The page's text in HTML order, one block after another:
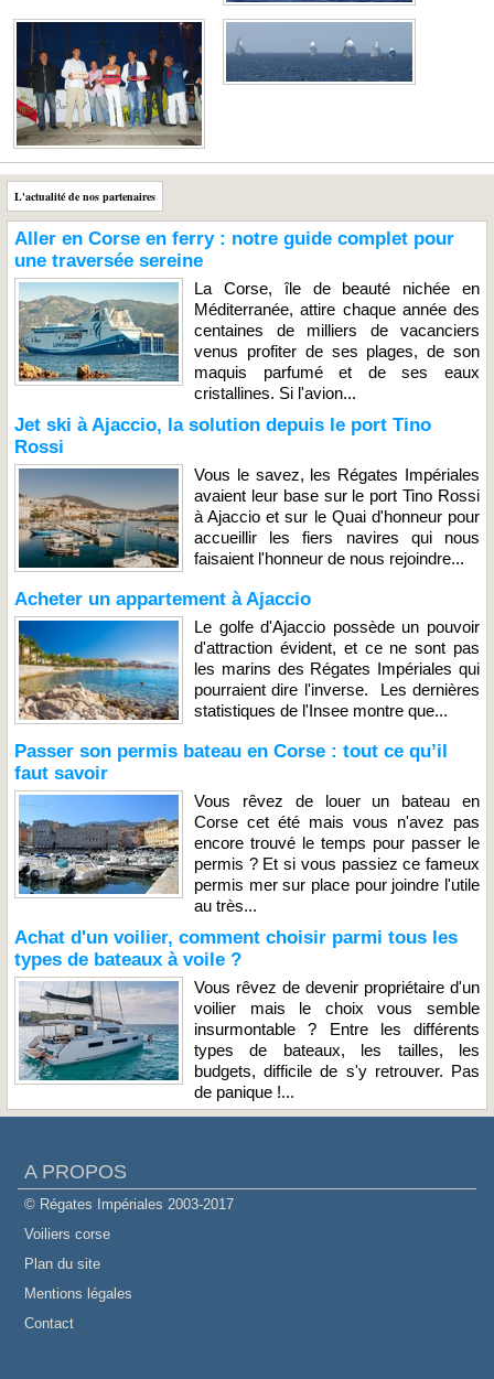
L'actualité de nos partenaires
Aller en Corse en ferry : notre guide complet pour
une traversée sereine
La Corse, île de beauté nichée en
Méditerranée, attire chaque année des
centaines de milliers de vacanciers
venus profiter de ses plages, de son
maquis parfumé et de ses eaux
cristallines. Si l'avion...
Jet ski à Ajaccio, la solution depuis le port Tino
Rossi
Vous le savez, les Régates Impériales
avaient leur base sur le port Tino Rossi
à Ajaccio et sur le Quai d'honneur pour
accueillir les fiers navires qui nous
faisaient l'honneur de nous rejoindre...
Acheter un appartement à Ajaccio
Le golfe d'Ajaccio possède un pouvoir
d'attraction évident, et ce ne sont pas
les marins des Régates Impériales qui
pourraient dire l'inverse. Les dernières
statistiques de l'Insee montre que...
Passer son permis bateau en Corse : tout ce qu’il
faut savoir
Vous rêvez de louer un bateau en
Corse cet été mais vous n'avez pas
encore trouvé le temps pour passer le
permis ? Et si vous passiez ce fameux
permis mer sur place pour joindre l'utile
au très...
Achat d'un voilier, comment choisir parmi tous les
types de bateaux à voile ?
Vous rêvez de devenir propriétaire d'un
voilier mais le choix vous semble
insurmontable ? Entre les différents
types de bateaux, les tailles, les
budgets, difficile de s'y retrouver. Pas
de panique !...
A PROPOS
© Régates Impériales 2003-2017
Voiliers corse
Plan du site
Mentions légales
Contact